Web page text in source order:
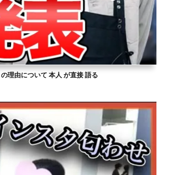
理由について 本人 が直接 語る